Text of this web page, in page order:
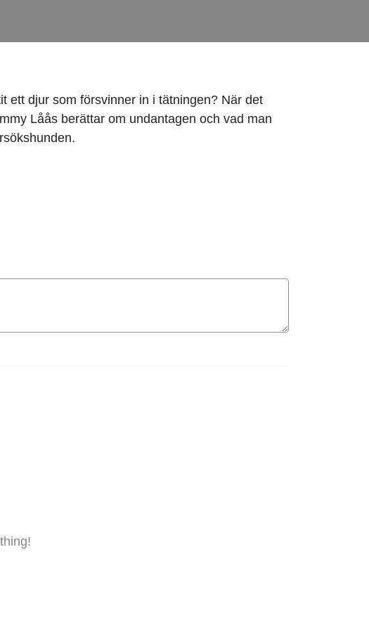
ett djur som försvinner in i tätningen? När det
Låås berättar om undantagen och vad man